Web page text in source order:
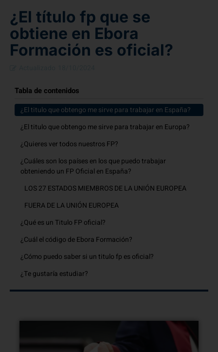
¿El título fp que se
obtiene en Ebora
Formación es oficial?
Tabla de contenidos
¿El titulo que obtengo me sirve para trabajar en España?
¿El titulo que obtengo me sirve para trabajar en Europa?
¿Quieres ver todos nuestros FP?
¿Cuáles son los países en los que puedo trabajar
obteniendo un FP Oficial en España?
LOS 27 ESTADOS MIEMBROS DE LA UNIÓN EUROPEA
FUERA DE LA UNIÓN EUROPEA
¿Qué es un Titulo FP oficial?
¿Cuál el código de Ebora Formación?
¿Cómo puedo saber si un titulo fp es oficial?
¿Te gustaría estudiar?